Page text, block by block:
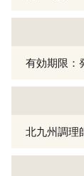
有効期限：
北九州調理